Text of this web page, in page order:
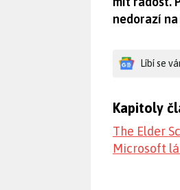
nedorazí
Líbí se
Kapitoly
The Elder
Microsoft